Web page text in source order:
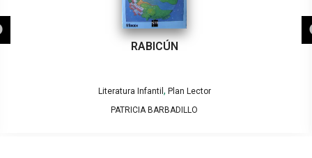
RABICÚN
Literatura Infantil , Plan Lector
PATRICIA BARBADILLO